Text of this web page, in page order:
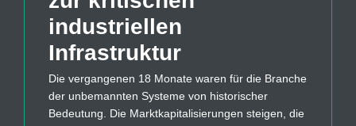
industriellen
Infrastruktur
Die vergangenen 18 Monate waren für die Branche
der unbemannten Systeme von historischer
Bedeutung. Die Marktkapitalisierungen steigen, die